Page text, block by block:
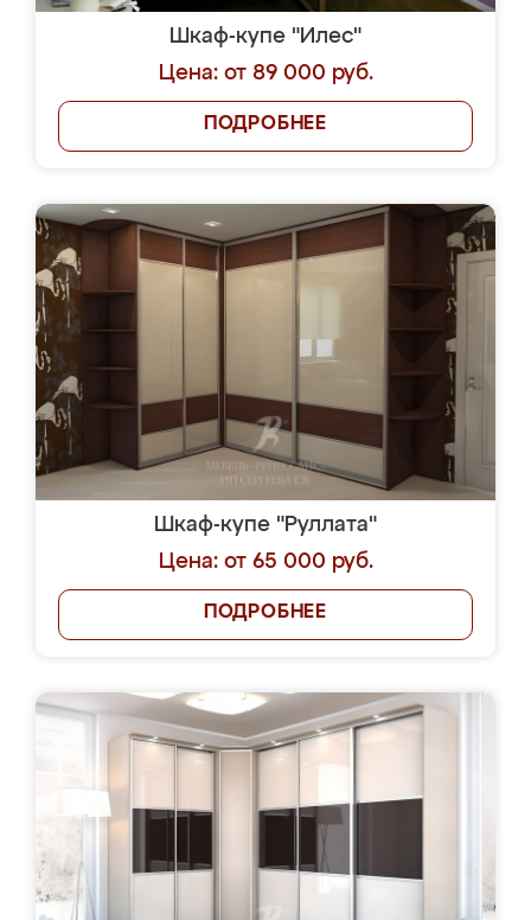
Шкаф-купе "Илес"
Цена: от 89 000 руб.
ПОДРОБНЕЕ
Шкаф-купе "Руллата"
Цена: от 65 000 руб.
ПОДРОБНЕЕ